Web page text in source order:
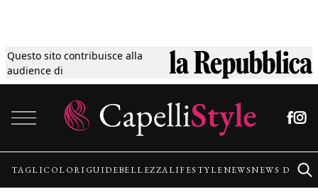
Questo sito contribuisce alla
audience di
Tagli
Colori
Guide
TAGLICOLORI GUIDEBELLEZZALIFESTYLENEWSNEWS